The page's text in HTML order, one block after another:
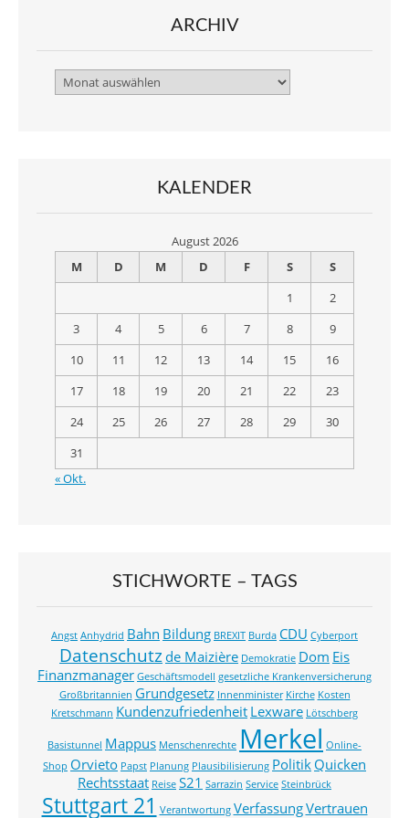
ARCHIV
Archiv
KALENDER
August 2026
M
D M D F S
S
1
2
3
4 5 6 7 8
9
10
11 12 13 14 15
16
17
18 19 20 21 22
23
24
25 26 27 28 29
30
31
« Okt.
STICHWORTE – TAGS
Angst Anhydrid Bahn Bildung BREXIT Burda CDU Cyberport
Datenschutzde Maizière Demokratie Dom Eis
Finanzmanager Geschäftsmodell gesetzliche Krankenversicherung
Großbritannien Grundgesetz Innenminister Kirche Kosten
Kretschmann KundenzufriedenheitLexware Lötschberg
Basistunnel Mappus Menschenrechte Merkel Online-
Shop Orvieto Papst Planung Plausibilisierung PolitikQuicken
Rechtsstaat Reise S21 Sarrazin Service Steinbrück
Stuttgart 21 Verantwortung VerfassungVertrauen